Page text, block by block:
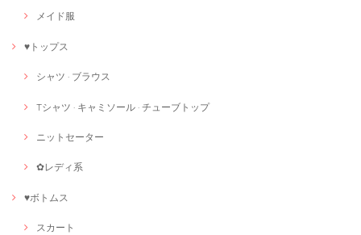
メイド服
♥トップス
シャツ · ブラウス
Tシャツ · キャミソール · チューブトップ
ニットセーター
✿レディ系
♥ボトムス
スカート